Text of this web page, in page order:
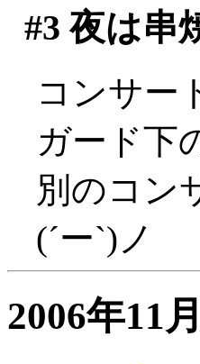
#3 夜は串
コンサー
ガード下
別のコン
(´ー`)ノ
2006年11